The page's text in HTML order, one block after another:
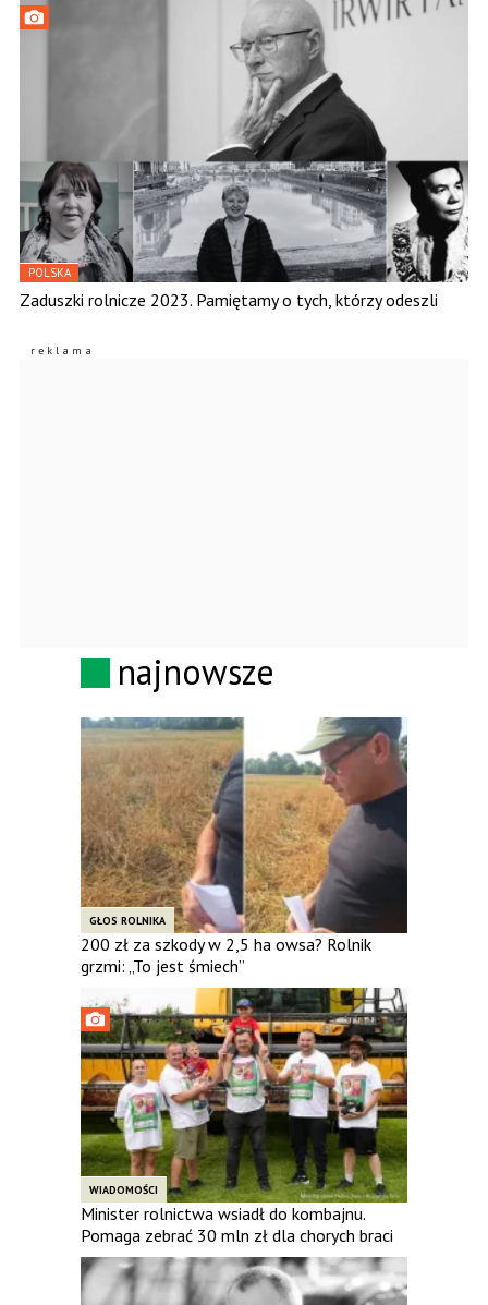
POLSKA
Zaduszki rolnicze 2023. Pamiętamy o tych, którzy odeszli
najnowsze
GŁOS ROLNIKA
200 zł za szkody w 2,5 ha owsa? Rolnik
grzmi: „To jest śmiech”
WIADOMOŚCI
Minister rolnictwa wsiadł do kombajnu.
Pomaga zebrać 30 mln zł dla chorych braci